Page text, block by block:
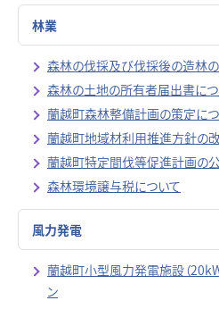
林業
森林の伐採及び伐採後の造林
森林の土地の所有者届出書に
蘭越町森林整備計画の策定に
蘭越町地域材利用推進方針の
蘭越町特定間伐等促進計画の
森林環境譲与税について
風力発電
蘭越町小型風力発電施設（
ン